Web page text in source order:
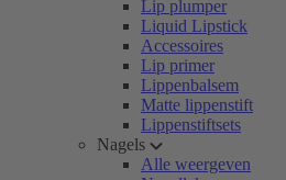
Lip plumper
Liquid Lipstick
Accessoires
Lip primer
Lippenbalsem
Matte lippenstift
Lippenstiftsets
Nagels
Alle weergeven